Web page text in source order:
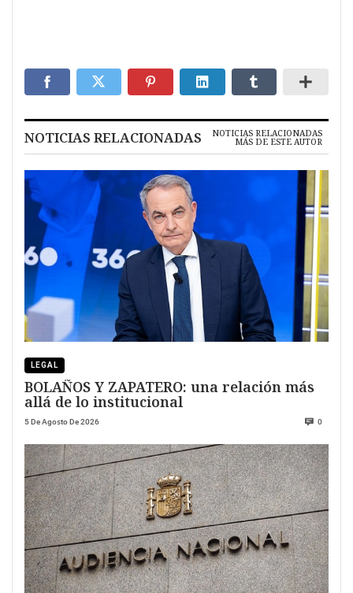
NOTICIAS RELACIONADAS NOTICIAS RELACIONADAS
MÁS DE ESTE AUTOR
LEGAL
BOLAÑOS Y ZAPATERO: una relación más
allá de lo institucional
5 De Agosto De 2026 0